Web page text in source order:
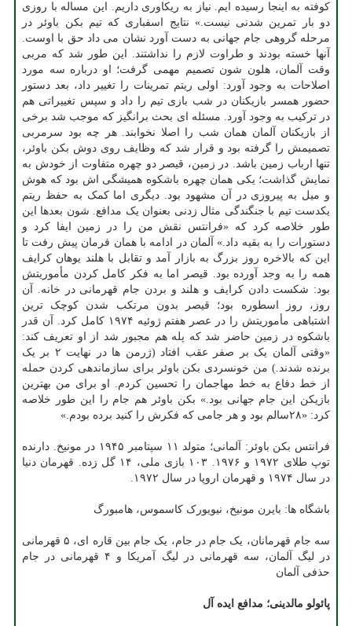
کوفته به اینجا رسیده ایم. نیاز به ریکاوری داریم. این مساله با روزی
دو بار تمرین شدنی نیست.» نتایج اسفباری که تیم بکن باوئر در
مرحله گروهی جام جهانی به دست آورد نشان می داد حق با اوست.
آنها خسته بودند و طراوت لازم را نداشتند. این طور شد که مربی
وقت آلمان، هلون شون تصمیم مهمی گرفت؛ او درباره سه مورد
اصلاحات به وجود آورد: اولی ریتم تمرینات را تغییر داد، بعد دستور
حضور همسر بازیکنان در شب بازی تیم را داد و سپس تغییراتی هم
در ترکیب به وجود آورد. مسئله ای بحث برانگیز که موجب شد برخی
از بازیکنان آلمان همان شب را اصلا نخوابند. هر چه بود سرمربی
تصمیمش را گرفته بود و قرار شد که وظایف روی دوش بکن باوئر،
تنها ارباب زمین باشد. در زمین، قیصر دو چهره متفاوت از خودش به
نمایش گذاشت؛ یکی همان چهره باشکوه همیشگی اش بود که هوش
و میل به پیروزی در آن مشهود بود. دیگری اما کمک به حفظ ریتم
یکدست تیم با جنگندگی مثال زدنی بعنوان یک مدافع. شون بعدها این
طور خلاصه کرد که «فرانتس نقش من را در زمین ایفا کرد و
دستورات را به بقیه داد.» آلمان در ادامه با همان فرمان پیش رفت تا
این که بالاخره روز بزرگ به بازار آمد و تقابل با هلند یوهان کرایف
همه را به وجد آورده بود. قیصر اما به فکر کامل کردن مأموریتش
بود: شکست دادن کرایف و هلند و بردن جام قهرمانی در خانه. آن
روز، روز اسطوره بود؛ قیصر بدون مرتکب شدن کوچک ترین
اشتباهی مأموریتش را در عصر هفتم ژوئیه ۱۹۷۴ کامل کرد. آن قدر
باشکوه در زمین حاضر شد که پله هم مجبور شد از او تعریف کند:
«وقتی آلمان یک بر صفر عقب افتاد (ژرمن ها در نهایت ۲ بر یک
برنده شدند.) من خونسردی بکن باوئر برای سازماندهی کردن حمله
از خط دفاع به خط مهاجمان را تحسین کردم. او برای من بهترین
بازیکن این جام جهانی بود.» بکن باوئر هم جام را این طور خلاصه
کرد: «۲۸سالم بود و هر جامی که فکرش را کنید برده بودم.»
فرانتس بکن باوئر: آلمانی؛ متولد ۱۱ سپتامبر ۱۹۴۵ در مونیخ. دارنده
توپ طلای ۱۹۷۲ و ۱۹۷۶. ۱۰۳ بازی ملی، ۱۴ گل زده. قهرمان دنیا
در سال ۱۹۷۴ و قهرمان اروپا در سال ۱۹۷۲.
باشگاه ها: بایرن مونیخ، نیویورک کاسموس، هامبورگ
سه جام قهرمانان، یک جام در جام، یک جام بین قاره ای، ۵ قهرمانی
در لیگ آلمان، سه قهرمانی در لیگ آمریکا و ۴ قهرمانی در جام
حذفی آلمان
پائولو مالدینی؛ مدافع ایده آل